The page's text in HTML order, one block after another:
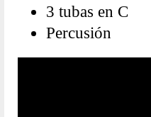
3 tubas en C
Percusión